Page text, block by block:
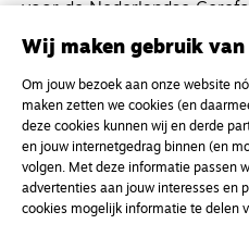
voor de Nederlandse
Kvk-nummer 33277063
NL46 INGB 0117 5827 86
info@onderwegonline.nl
Wij maken gebruik van
Om jouw bezoek aan onze website
maken zetten we cookies (en
deze cookies kunnen wij en derde
en jouw internetgedrag binnen (en
volgen. Met deze informatie passen
advertenties aan jouw interesses en
cookies mogelijk informatie te delen